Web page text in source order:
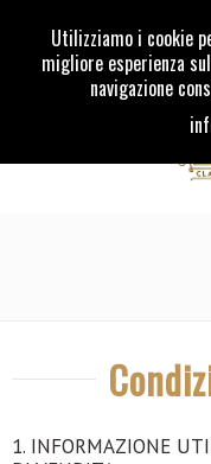
1. INFORMAZIONE
Utilizziamo i cookie
migliore esperienza
navigazione